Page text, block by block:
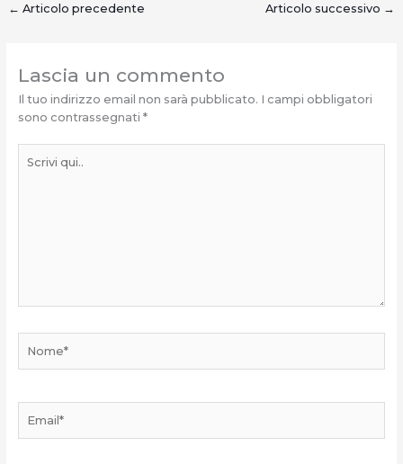
← Articolo precedente Articolo successivo →
Lascia un commento
Il tuo indirizzo email non sarà pubblicato. I campi obbligatori
sono contrassegnati *
qui..